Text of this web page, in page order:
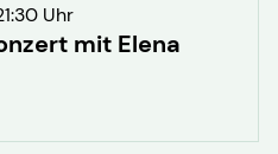
Uhr
mit Elena